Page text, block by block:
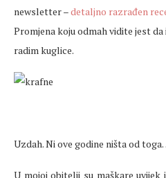
newsletter –detaljno razrađen
Promjena koju odmah vidite jest da
radim kuglice.
Uzdah. Ni ove godine ništa od
U mojoj obitelji su maškare